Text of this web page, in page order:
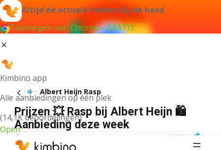
Altijd de actuele folders bij de hand
Toevoegen aan Chrome - GRATIS
Kimbino app
Alle aanbiedingen op één plek
(14,1K beoordelingen)
Open
Albert Heijn Rasp
Prijzen 💥 Rasp bij Albert Heijn 🛍️
Aanbieding deze week